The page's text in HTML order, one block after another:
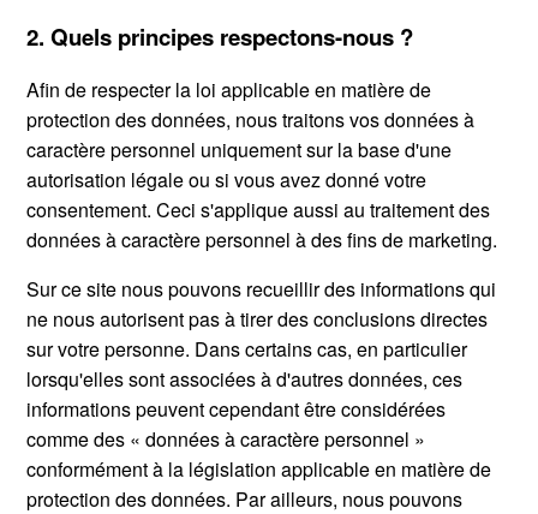
2. Quels principes respectons-nous ?
Afin de respecter la loi applicable en matière de
protection des données, nous traitons vos données à
caractère personnel uniquement sur la base d'une
autorisation légale ou si vous avez donné votre
consentement. Ceci s'applique aussi au traitement des
données à caractère personnel à des fins de marketing.
Sur ce site nous pouvons recueillir des informations qui
ne nous autorisent pas à tirer des conclusions directes
sur votre personne. Dans certains cas, en particulier
lorsqu'elles sont associées à d'autres données, ces
informations peuvent cependant être considérées
comme des « données à caractère personnel »
conformément à la législation applicable en matière de
protection des données. Par ailleurs, nous pouvons